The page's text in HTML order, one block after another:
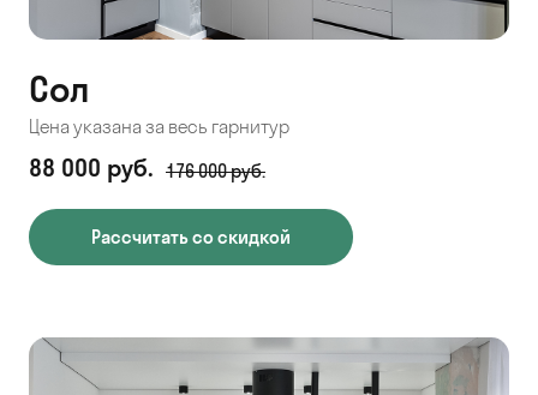
Сол
Цена указана за весь гарнитур
88 000 руб. 176 000 руб.
Рассчитать со скидкой